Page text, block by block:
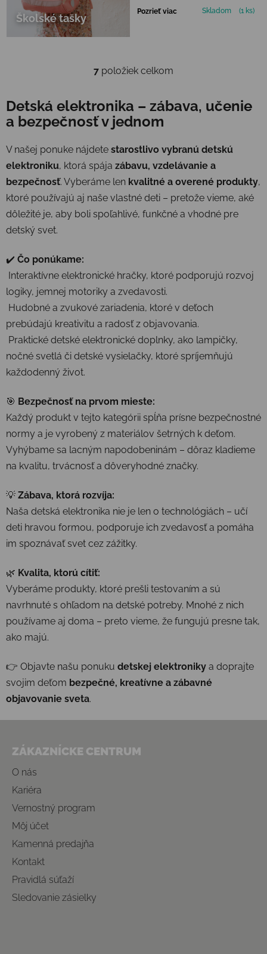
Školské tašky
Pozrieť viac Skladom (1 ks)
Ovládacie prvky výpisu
7 položiek celkom
Detská elektronika – zábava, učenie
a bezpečnosť v jednom
V našej ponuke nájdete starostlivo vybranú detskú
elektroniku, ktorá spája zábavu, vzdelávanie a
bezpečnosť. Vyberáme len kvalitné a overené produkty,
ktoré používajú aj naše vlastné deti – pretože vieme, aké
dôležité je, aby boli spoľahlivé, funkčné a vhodné pre
detský svet.
✔️ Čo ponúkame:
Interaktívne elektronické hračky, ktoré podporujú rozvoj
logiky, jemnej motoriky a zvedavosti.
Hudobné a zvukové zariadenia, ktoré v deťoch
prebúdajú kreativitu a radosť z objavovania.
Praktické detské elektronické doplnky, ako lampičky,
nočné svetlá či detské vysielačky, ktoré spríjemňujú
každodenný život.
🎯 Bezpečnosť na prvom mieste:
Každý produkt v tejto kategórii spĺňa prísne bezpečnostné
normy a je vyrobený z materiálov šetrných k deťom.
Vyhýbame sa lacným napodobeninám – dôraz kladieme
na kvalitu, trvácnosť a dôveryhodné značky.
💡 Zábava, ktorá rozvíja:
Naša detská elektronika nie je len o technológiách – učí
deti hravou formou, podporuje ich zvedavosť a pomáha
im spoznávať svet cez zážitky.
🌿 Kvalita, ktorú cítiť:
Vyberáme produkty, ktoré prešli testovaním a sú
navrhnuté s ohľadom na detské potreby. Mnohé z nich
používame aj doma – preto vieme, že fungujú presne tak,
ako majú.
👉 Objavte našu ponuku detskej elektroniky a doprajte
svojim deťom bezpečné, kreatívne a zábavné
objavovanie sveta.
ZÁKAZNÍCKE CENTRUM
O nás
Kariéra
Vernostný program
Môj účet
Kamenná predajňa
Kontakt
Pravidlá súťaží
Sledovanie zásielky